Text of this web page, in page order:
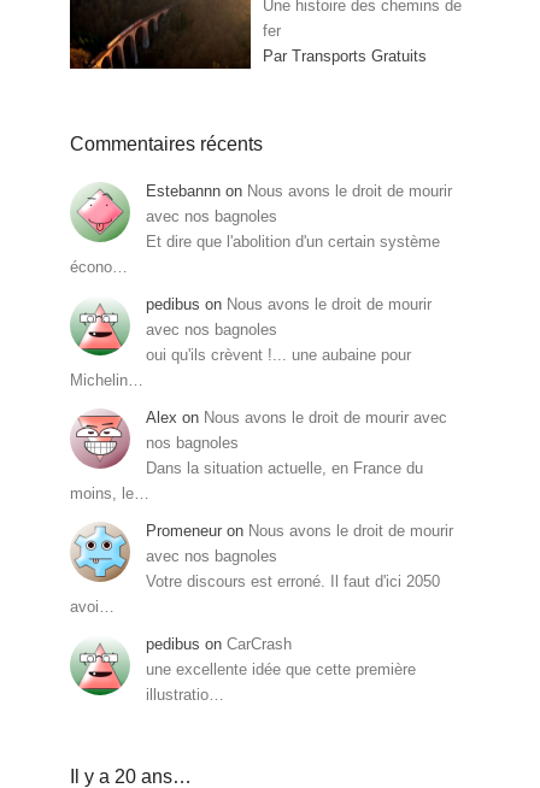
Une histoire des chemins de
fer
Par Transports Gratuits
Commentaires récents
Estebannn on Nous avons le droit de mourir
avec nos bagnoles
Et dire que l'abolition d'un certain système
écono…
pedibus on Nous avons le droit de mourir
avec nos bagnoles
oui qu'ils crèvent !... une aubaine pour
Michelin…
Alex on Nous avons le droit de mourir avec
nos bagnoles
Dans la situation actuelle, en France du
moins, le…
Promeneur on Nous avons le droit de mourir
avec nos bagnoles
Votre discours est erroné. Il faut d'ici 2050
avoi…
pedibus on CarCrash
une excellente idée que cette première
illustratio…
Il y a 20 ans…